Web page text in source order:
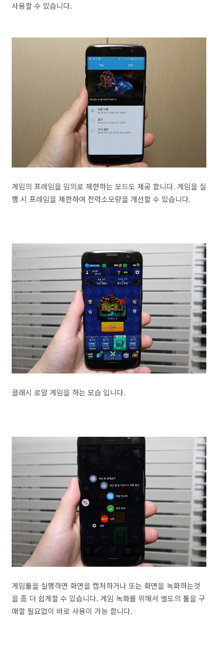
사용할 수 있습니다.
게임의 프레임을 임의로 제한하는 모드도 제공 합니다. 게임을 실
행 시 프레임을 제한하여 전력소모량을 개선할 수 있습니다.
클래시 로얄 게임을 하는 모습 입니다.
게임툴을 실행하면 화면을 캡처하거나 또는 화면을 녹화하는것
을 좀 더 쉽게할 수 있습니다. 게임 녹화를 위해서 별도의 툴을 구
매할 필요없이 바로 사용이 가능 합니다.